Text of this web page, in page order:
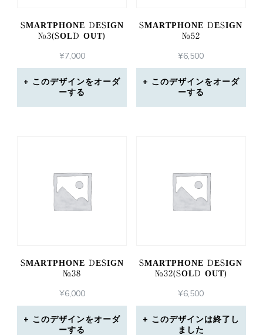
SMARTPHONE DESIGN
№3(SOLD OUT)
¥7,000
このデザインをオーダ
ーする
SMARTPHONE DESIGN
№52
¥6,500
このデザインをオーダ
ーする
SMARTPHONE DESIGN
№38
¥6,000
このデザインをオーダ
ーする
SMARTPHONE DESIGN
№32(SOLD OUT)
¥6,500
このデザインは終了し
ました